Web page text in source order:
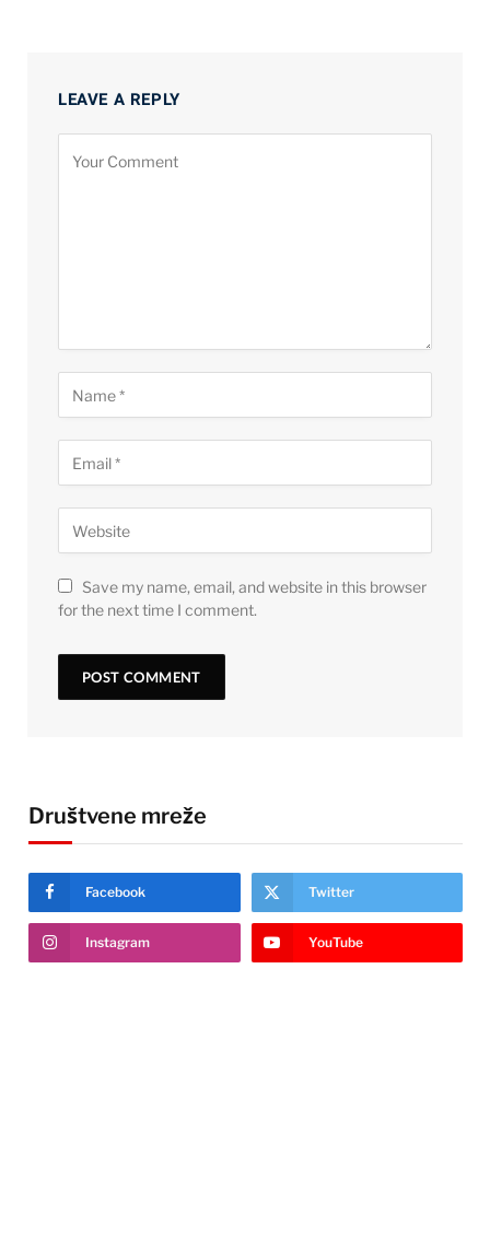
LEAVE A REPLY
Save my name, email, and website in this browser
for the next time I comment.
Društvene mreže
Facebook Twitter
Instagram YouTube